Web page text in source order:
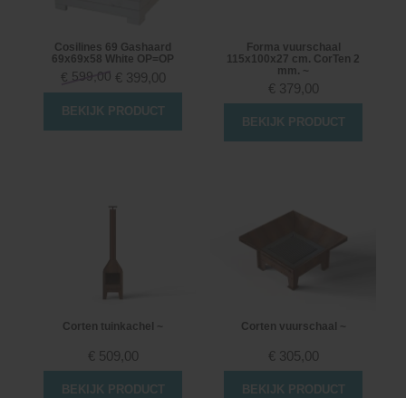
Cosilines 69 Gashaard
69x69x58 White OP=OP
€ 599,00 € 399,00
BEKIJK PRODUCT
Forma vuurschaal
115x100x27 cm. CorTen 2
mm. ~
€ 379,00
BEKIJK PRODUCT
Corten tuinkachel ~
€ 509,00
BEKIJK PRODUCT
Corten vuurschaal ~
€ 305,00
BEKIJK PRODUCT